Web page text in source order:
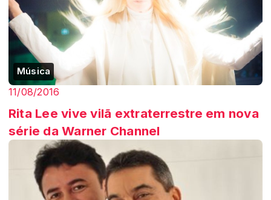
Música
11/08/2016
Rita Lee vive vilã extraterrestre em nova
série da Warner Channel